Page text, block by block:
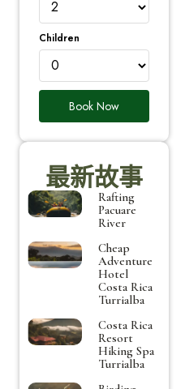
Children
Book Now
最新故事
Rafting
Pacuare
River
Cheap
Adventure
Hotel
Costa Rica
Turrialba
Costa Rica
Resort
Hiking Spa
Turrialba